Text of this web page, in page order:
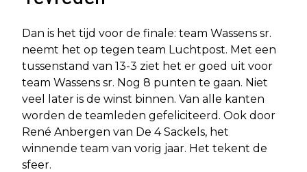
Dan is het tijd voor de finale: team Wassens sr.
neemt het op tegen team Luchtpost. Met een
tussenstand van 13-3 ziet het er goed uit voor
team Wassens sr. Nog 8 punten te gaan. Niet
veel later is de winst binnen. Van alle kanten
worden de teamleden gefeliciteerd. Ook door
René Anbergen van De 4 Sackels, het
winnende team van vorig jaar. Het tekent de
sfeer.